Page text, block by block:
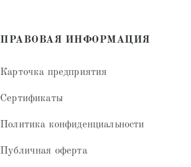
ПРАВОВАЯ ИНФОРМАЦИЯ
Карточка предприятия
Сертификаты
Политика конфиденциальности
Публичная оферта